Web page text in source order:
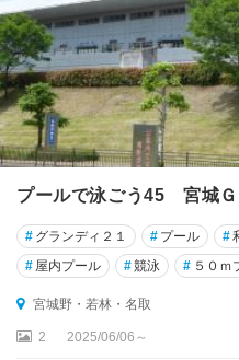
・
鳴
子
・
古
川
白
石
宮
城
王
・
プールで泳ごう45 宮城Ｇ
# グランディ２１ # プール #
# 屋内プール #競泳 # ５０ｍ
宮城野・若林・名取
2 2025/06/06～